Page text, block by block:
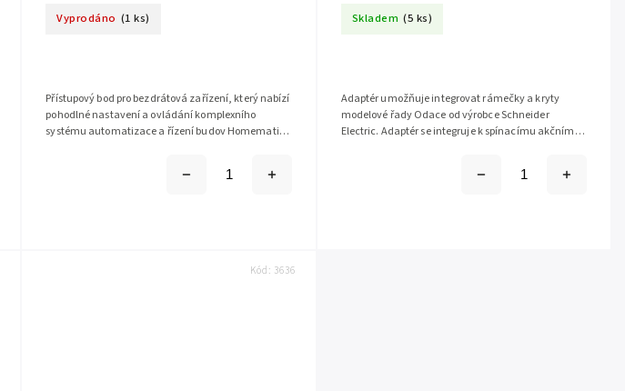
Vyprodáno (1 ks)
Přístupový bod pro bezdrátová zařízení, který nabízí
pohodlné nastavení a ovládání komplexního
systému automatizace a řízení budov Homematic
Skladem (5 ks)
Adaptér umožňuje integrovat rámečky a kryty
modelové řady Odace od výrobce Schneider
Electric. Adaptér se integruje k spínacímu akčnímu
Kód: 3636